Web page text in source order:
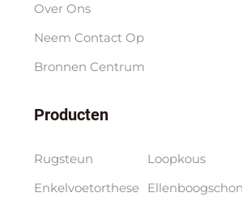
Over Ons
Neem Contact Op
Bronnen Centrum
Producten
Rugsteun
Enkelvoetorthese
Loopkous